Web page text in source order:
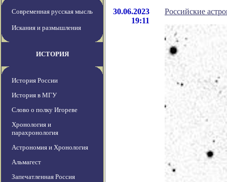
Современная русская мысль
Искания и размышления
ИСТОРИЯ
История России
История в МГУ
Слово о полку Игореве
Хронология и
парахронология
Астрономия и Хронология
Альмагест
Запечатленная Россия
30.06.2023
19:11
Российские